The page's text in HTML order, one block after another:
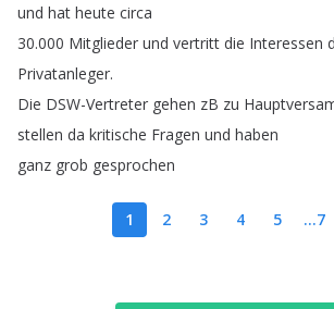
und hat heute circa
30.000 Mitglieder und vertritt die Interessen
Privatanleger.
Die DSW-Vertreter gehen zB zu
stellen da kritische Fragen und haben
ganz grob gesprochen
1 2 3 4 5 ...7